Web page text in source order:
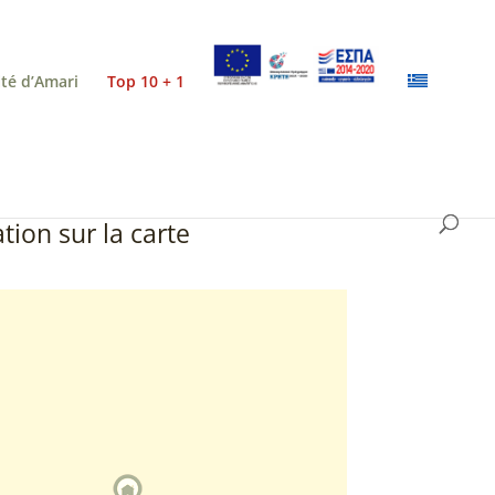
d’Amari Top 10 + 1
sur la carte